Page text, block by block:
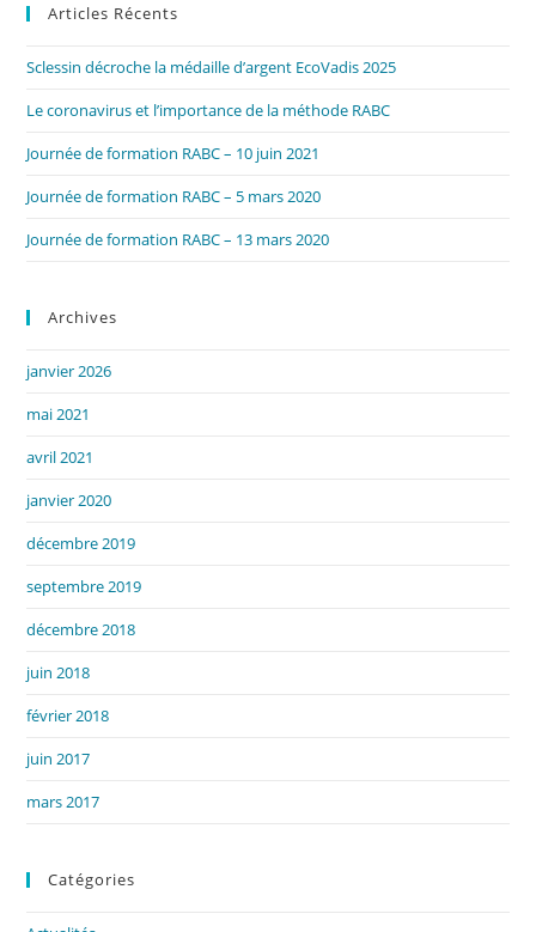
Articles Récents
Sclessin décroche la médaille d’argent EcoVadis 2025
Le coronavirus et l’importance de la méthode RABC
Journée de formation RABC – 10 juin 2021
Journée de formation RABC – 5 mars 2020
Journée de formation RABC – 13 mars 2020
Archives
janvier 2026
mai 2021
avril 2021
janvier 2020
décembre 2019
septembre 2019
décembre 2018
juin 2018
février 2018
juin 2017
mars 2017
Catégories